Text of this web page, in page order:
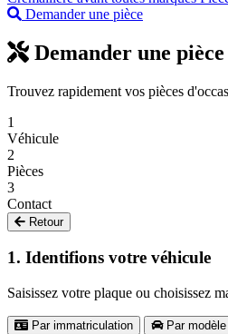
Demander une pièce
Demander une pièce
Trouvez rapidement vos pièces
1
Véhicule
2
Pièces
3
Contact
Retour
1. Identifions votre véhicule
Saisissez votre plaque ou choisissez
Par immatriculation Par modèle